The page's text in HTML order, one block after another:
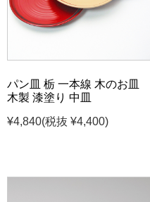
パン皿 栃 一本線 木のお皿
木製 漆塗り 中皿
¥4,840(税抜 ¥4,400)